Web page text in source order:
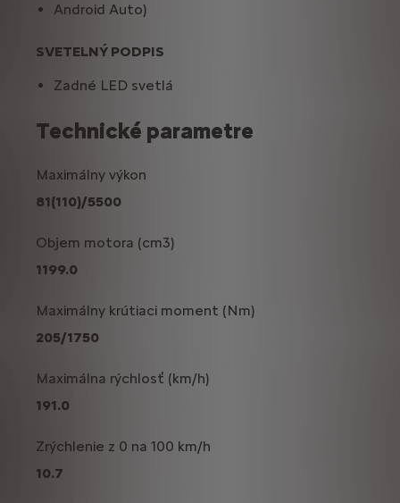
Android Auto)
SVETELNÝ PODPIS
Zadné LED svetlá
Technické parametre
Maximálny výkon
81(110)/5500
Objem motora (cm3)
1199.0
Maximálny krútiaci moment (Nm)
205/1750
Maximálna rýchlosť (km/h)
191.0
Zrýchlenie z 0 na 100 km/h
10.7